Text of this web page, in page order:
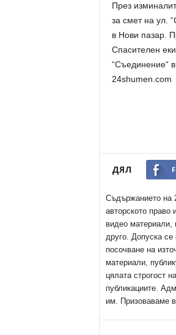
През
за смет на ул.
в Нови пазар.
Спасителен
“Съединение“
24shumen.com
ДЯЛ
Съдържанието на
авторското право
видео материали,
друго. Допуска
посочване на
материали,
цялата строгост
публикациите.
им. Призоваваме